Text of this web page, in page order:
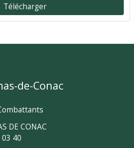
Télécharger
de-Conac
DE CONAC
40